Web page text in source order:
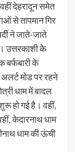
वहीं देहरादून समेत
से तापमान गिर
ने जाते-जाते
उत्तरकाशी के
बर्फबारी के
मोड पर रहने
धाम में बादल
हो गई है। वहीं,
केदारनाथ धाम
धाम की ऊंची